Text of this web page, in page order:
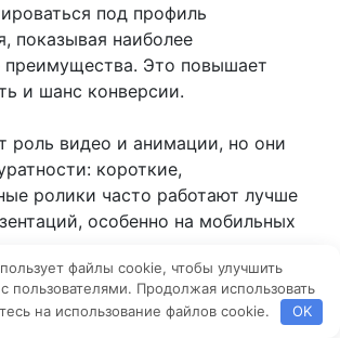
под профиль
показывая наиболее
преимущества. Это повышает
и шанс конверсии.
роль видео и анимации, но они
короткие,
ролики часто работают лучше
особенно на мобильных
— это инструмент, который
маркетинг и техническую
файлы cookie, чтобы улучшить
пользователями. Продолжая использовать
на использование файлов cookie.
OK